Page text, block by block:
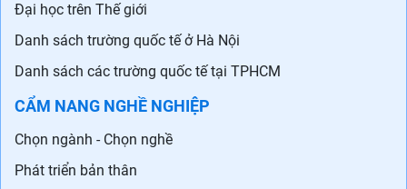
Đại học trên Thế giới
Danh sách trường quốc tế ở Hà Nội
Danh sách các trường quốc tế tại TPHCM
CẨM NANG NGHỀ NGHIỆP
Chọn ngành - Chọn nghề
Phát triển bản thân